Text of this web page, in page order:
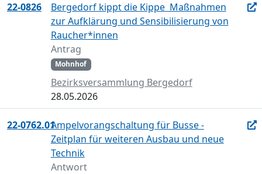
22-0826
Bergedorf kippt die Kippe  Maßnahmen
zur Aufklärung und Sensibilisierung von
Raucher*innen
Antrag
Mohnhof
Bezirksversammlung Bergedorf
28.05.2026
22-0762.01Ampelvorangschaltung für Busse -
Zeitplan für weiteren Ausbau und neue
Technik
Antwort